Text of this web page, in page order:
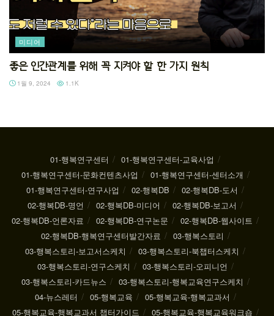
미디어
좋은 인간관계를 위해 꼭 지켜야 할 한 가지 원칙
1월 9, 2024 1.1K
01-행복연구센터
01-행복연구센터-교육사업
01-행복연구센터-문화컨텐츠사업
01-행복연구센터-센터소개
01-행복연구센터-연구사업
02-행복DB
02-행복DB-도서
02-행복DB-명언
02-행복DB-미디어
02-행복DB-보고서
02-행복DB-언론자료
02-행복DB-연구논문
02-행복DB-웹사이트
02-행복DB-행복연구센터발간자료
03-행복스토리
03-행복스토리-보고서스케치
03-행복스토리-북챕터스케치
03-행복스토리-연구스케치
03-행복스토리-오피니언
03-행복스토리-카드뉴스
03-행복스토리-행복교육연구스케치
04-뉴스레터
05-행복교육
05-행복교육-행복교과서
05-행복교육-행복교과서 챕터가이드
05-행복교육-행복교육워크숍